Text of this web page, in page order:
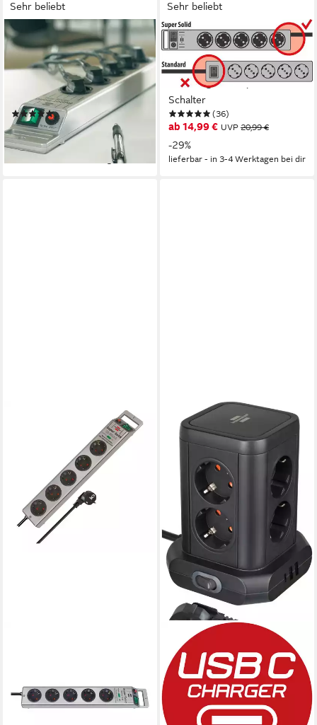
Sehr beliebt
BRENNENSTUHL
Super-Solid Steckdosenleiste
8-fach (Ein- / Ausschalter,
Kabellänge 2,5 m), mit
Schalter
(54)
ab 17,99 € UVP27,99 €
-36%
lieferbar - in 3-4 Werktagen bei dir
Sehr beliebt
BRENNENSTUHL
Super-Solid Steckdosenleiste
5-fach (Ein- / Ausschalter,
Kabellänge 2,5 m), mit
Schalter
(36)
ab 14,99 € UVP 20,99 €
-29%
lieferbar - in 3-4 Werktagen bei dir